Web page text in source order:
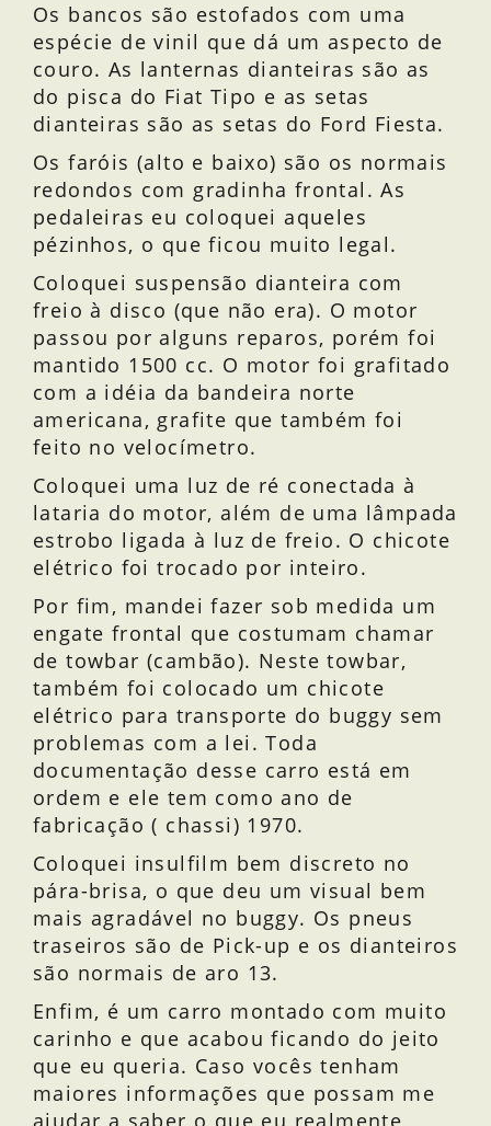
Os bancos são estofados com uma
espécie de vinil que dá um aspecto de
couro. As lanternas dianteiras são as
do pisca do Fiat Tipo e as setas
dianteiras são as setas do Ford Fiesta.
Os faróis (alto e baixo) são os normais
redondos com gradinha frontal. As
pedaleiras eu coloquei aqueles
pézinhos, o que ficou muito legal.
Coloquei suspensão dianteira com
freio à disco (que não era). O motor
passou por alguns reparos, porém foi
mantido 1500 cc. O motor foi grafitado
com a idéia da bandeira norte
americana, grafite que também foi
feito no velocímetro.
Coloquei uma luz de ré conectada à
lataria do motor, além de uma lâmpada
estrobo ligada à luz de freio. O chicote
elétrico foi trocado por inteiro.
Por fim, mandei fazer sob medida um
engate frontal que costumam chamar
de towbar (cambão). Neste towbar,
também foi colocado um chicote
elétrico para transporte do buggy sem
problemas com a lei. Toda
documentação desse carro está em
ordem e ele tem como ano de
fabricação ( chassi) 1970.
Coloquei insulfilm bem discreto no
pára-brisa, o que deu um visual bem
mais agradável no buggy. Os pneus
traseiros são de Pick-up e os dianteiros
são normais de aro 13.
Enfim, é um carro montado com muito
carinho e que acabou ficando do jeito
que eu queria. Caso vocês tenham
maiores informações que possam me